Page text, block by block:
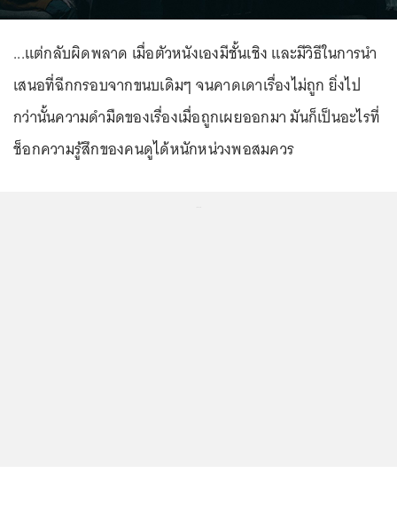
...แต่กลับผิดพลาด เมื่อตัวหนังเองมีชั้นเชิง และมีวิธีในการนำ
เสนอที่ฉีกกรอบจากขนบเดิมๆ จนคาดเดาเรื่องไม่ถูก ยิ่งไป
กว่านั้นความดำมืดของเรื่องเมื่อถูกเผยออกมา มันก็เป็นอะไรที่
ช็อกความรู้สึกของคนดูได้หนักหน่วงพอสมควร